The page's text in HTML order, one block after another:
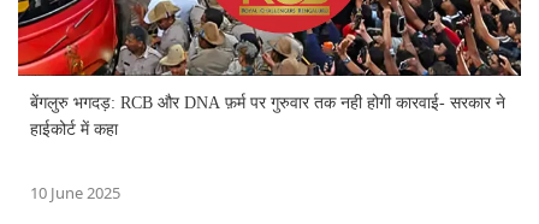
बेंगलुरु भगदड़: RCB और DNA फ़र्म पर गुरुवार तक नही होगी कारवाई- सरकार ने
हाईकोर्ट में कहा
10 June 2025